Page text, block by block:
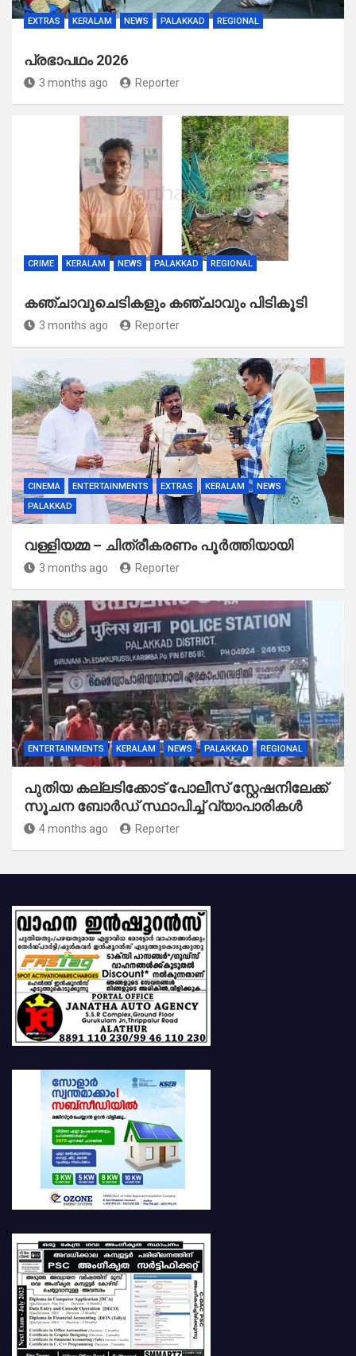
EXTRAS KERALAM NEWS PALAKKAD REGIONAL
പ്രഭാപഥം 2026
3 months ago Reporter
CRIME KERALAM NEWS PALAKKAD REGIONAL
കഞ്ചാവുചെടികളും കഞ്ചാവും പിടികൂടി
3 months ago Reporter
CINEMA ENTERTAINMENTS EXTRAS KERALAM
NEWS
PALAKKAD
വള്ളിയമ്മ – ചിത്രീകരണം പൂർത്തിയായി
3 months ago Reporter
ENTERTAINMENTS KERALAM NEWS PALAKKAD REGIONAL
പുതിയ കല്ലടിക്കോട് പോലീസ് സ്റ്റേഷനിലേക്ക്
സൂചന ബോർഡ് സ്ഥാപിച്ച് വ്യാപാരികൾ
4 months ago Reporter